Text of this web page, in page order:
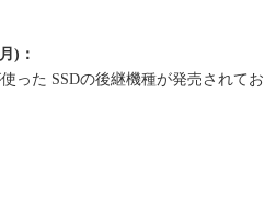
)：
った SSDの後継機種が発売されて